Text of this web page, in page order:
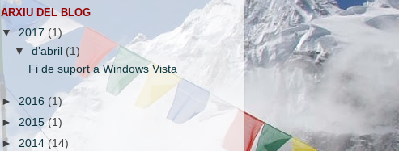
ARXIU DEL BLOG
▼ 2017 (1)
▼d’abril (1)
Fi de suport a Windows Vista
►2016 (1)
► 2015(1)
► 2014 (14)